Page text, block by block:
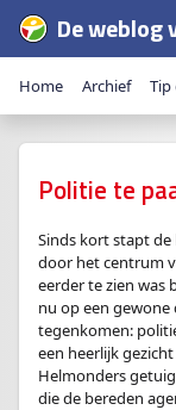
De weblog
Home Archief Tip
Politie te
Sinds kort stapt
door het centrum
eerder te zien was
nu op een
tegenkomen:
een heerlijk
Helmonders
die de bereden